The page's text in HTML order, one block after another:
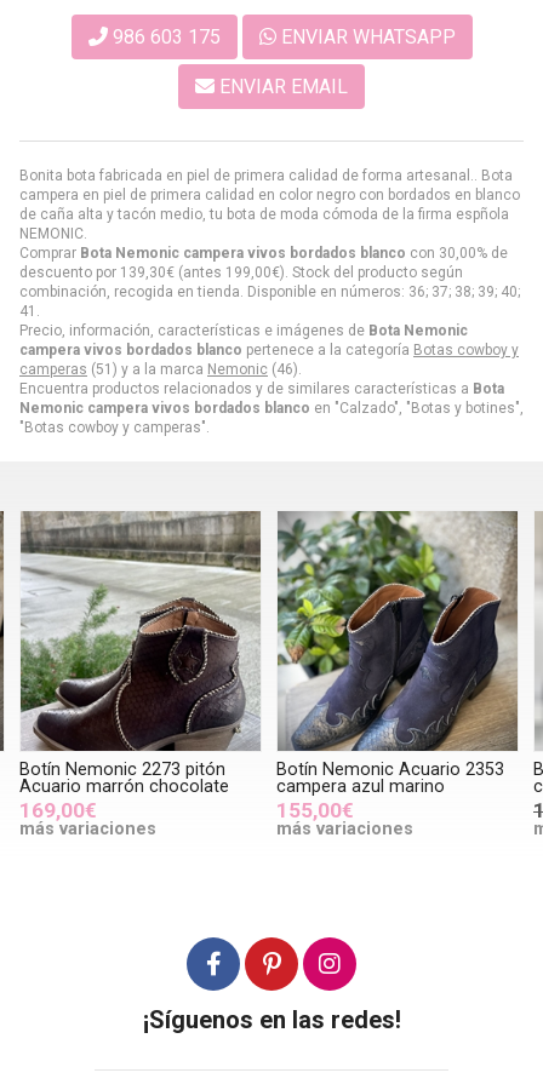
Bonita bota fabricada en piel de primera calidad de forma artesanal.. Bota
campera en piel de primera calidad en color negro con bordados en blanco
de caña alta y tacón medio, tu bota de moda cómoda de la firma espñola
NEMONIC.
Comprar Bota Nemonic campera vivos bordados blanco con 30,00% de
descuento por 139,30€ (antes 199,00€). Stock del producto según
combinación, recogida en tienda. Disponible en números: 36; 37; 38; 39; 40;
41.
Precio, información, características e imágenes de Bota Nemonic
campera vivos bordados blanco pertenece a la categoría Botas cowboy y
camperas (51) y a la marca Nemonic (46).
Encuentra productos relacionados y de similares características a Bota
Nemonic campera vivos bordados blanco en "Calzado", "Botas y botines",
"Botas cowboy y camperas".
986 603 175 ENVIAR WHATSAPP
ENVIAR EMAIL
Botín Nemonic 2273 pitón
Acuario marrón chocolate
169,00€
más variaciones
Botín Nemonic Acuario 2353
campera azul marino
155,00€
más variaciones
¡Síguenos en las redes!